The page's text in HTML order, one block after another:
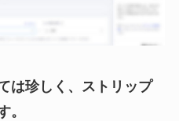
は珍しく、ストリップ
。